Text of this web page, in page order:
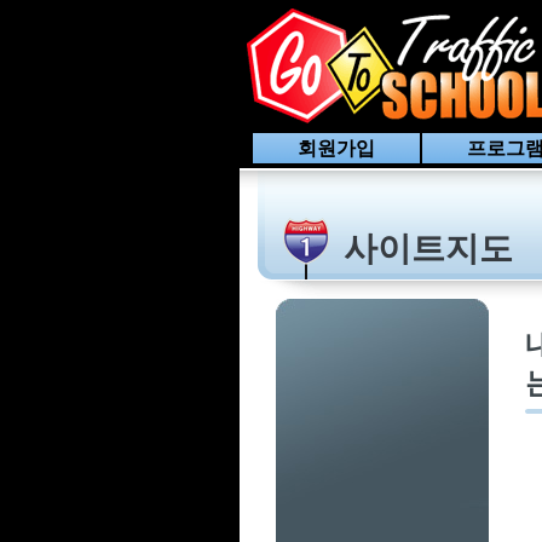
회원가입 프로그
사이트지도